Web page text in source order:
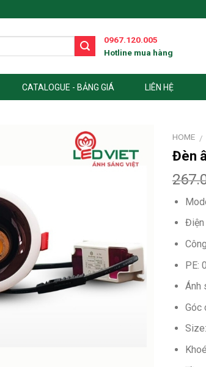
0967.120.005
Hotline mua hàng
CATALOGUE - BẢNG GIÁ LIÊN HỆ
HOME /
Đèn
Điện
PE:
Ánh
Góc